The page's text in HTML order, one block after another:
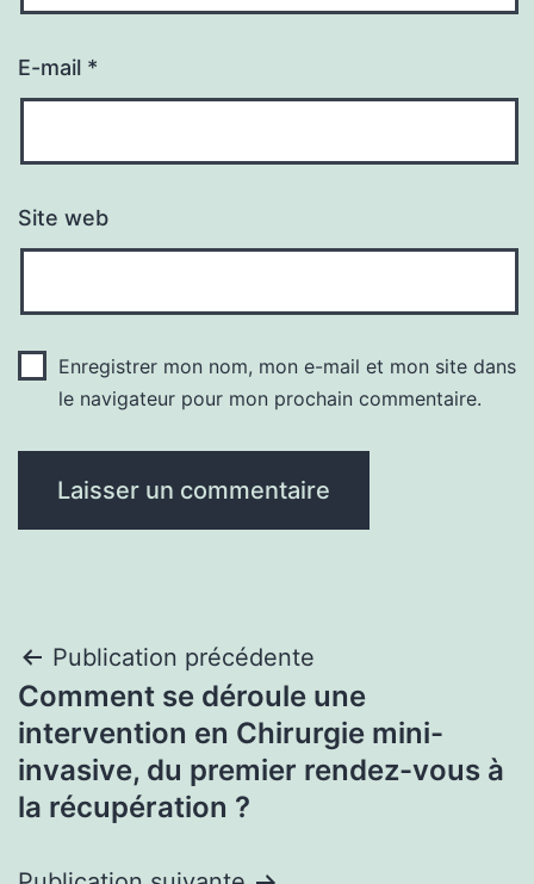
E-mail *
Site web
Enregistrer mon nom, mon e-mail et mon site dans
le navigateur pour mon prochain commentaire.
Navigation
de
l’article
Publication précédente
Comment se déroule une
intervention en Chirurgie mini-
invasive, du premier rendez-vous à
la récupération ?